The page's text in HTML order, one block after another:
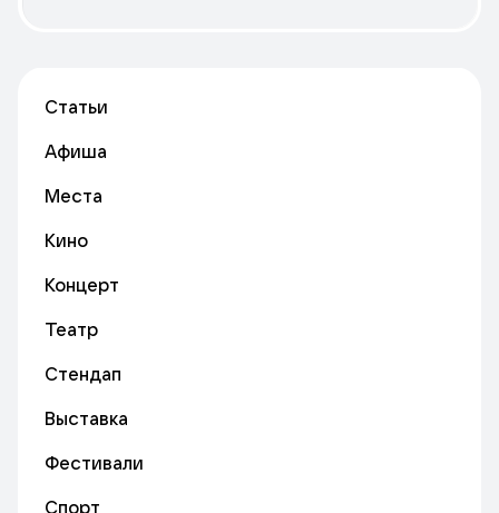
Статьи
Афиша
Места
Кино
Концерт
Театр
Стендап
Выставка
Фестивали
Спорт